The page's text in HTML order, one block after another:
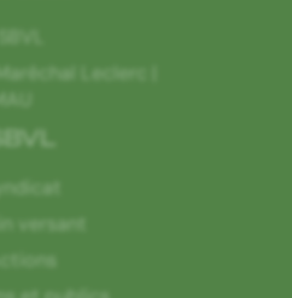
Leclerc |
SBVL
versant
Actions